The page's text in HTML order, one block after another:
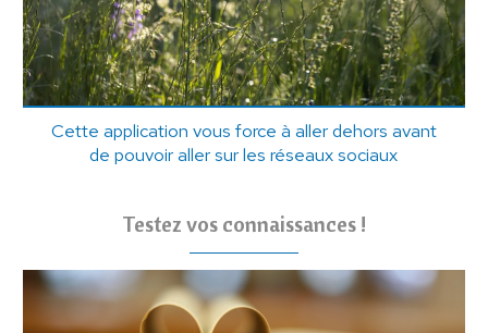
Cette application vous force à aller dehors avant
de pouvoir aller sur les réseaux sociaux
Testez vos connaissances !